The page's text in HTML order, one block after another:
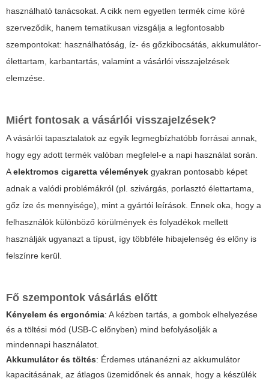
használható tanácsokat. A cikk nem egyetlen termék címe köré
szerveződik, hanem tematikusan vizsgálja a legfontosabb
szempontokat: használhatóság, íz- és gőzkibocsátás, akkumulátor-
élettartam, karbantartás, valamint a vásárlói visszajelzések
elemzése.
Miért fontosak a vásárlói visszajelzések?
A vásárlói tapasztalatok az egyik legmegbízhatóbb forrásai annak,
hogy egy adott termék valóban megfelel-e a napi használat során.
Aelektromos cigaretta vélemények gyakran pontosabb képet
adnak a valódi problémákról (pl. szivárgás, porlasztó élettartama,
gőz íze és mennyisége), mint a gyártói leírások. Ennek oka, hogy a
felhasználók különböző körülmények és folyadékok mellett
használják ugyanazt a típust, így többféle hibajelenség és előny is
felszínre kerül.
Fő szempontok vásárlás előtt
Kényelem és ergonómia: A kézben tartás, a gombok elhelyezése
és a töltési mód (USB-C előnyben) mind befolyásolják a
mindennapi használatot.
Akkumulátor és töltés: Érdemes utánanézni az akkumulátor
kapacitásának, az átlagos üzemidőnek és annak, hogy a készülék